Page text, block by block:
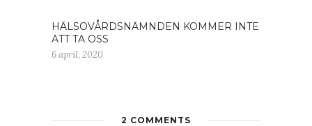
HÄLSOVÅRDSNÄMNDEN KOMMER INTE
ATT TA OSS
6 april, 2020
2 COMMENTS